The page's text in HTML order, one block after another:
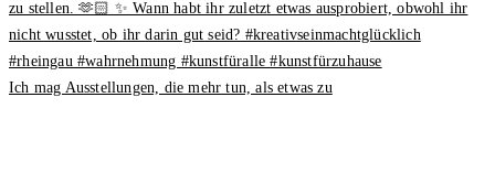
Ich mag Ausstellungen, die mehr tun, als etwas zu